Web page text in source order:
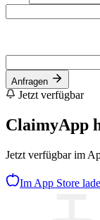
Anfragen
Jetzt verfügbar
ClaimyApp
Jetzt verfügbar im
Im App Store